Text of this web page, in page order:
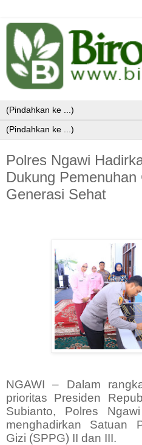
Polres Ngawi
Dukung
Generasi Sehat
NGAWI – Dalam
prioritas Presiden
Subianto, Polres
menghadirkan Satuan
Gizi (SPPG) II dan III.